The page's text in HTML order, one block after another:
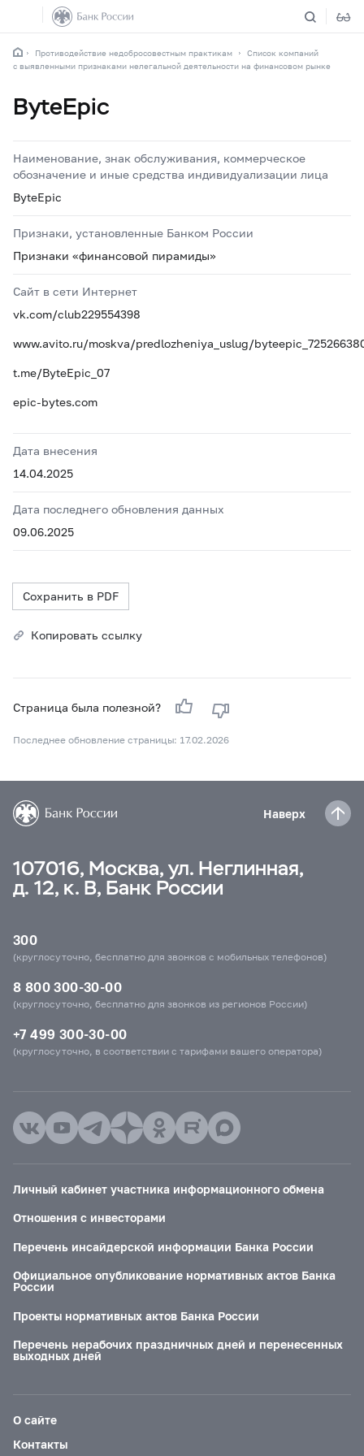
Противодействие недобросовестным практикам
Список компаний
с выявленными признаками нелегальной деятельности на финансовом рынке
ByteEpic
Наименование, знак обслуживания, коммерческое
обозначение и иные средства индивидуализации лица
ByteEpic
Признаки, установленные Банком России
Признаки «финансовой пирамиды»
Сайт в сети Интернет
vk.com/club229554398
www.avito.ru/moskva/predlozheniya_uslug/
t.me/ByteEpic_07
epic-bytes.com
Дата внесения
14.04.2025
Дата последнего обновления данных
09.06.2025
Сохранить в PDF
Копировать ссылку
Страница была полезной?
Последнее обновление страницы: 17.02.2026
Наверх
107016, Москва, ул. Неглинная,
д. 12, к. В, Банк России
300
(круглосуточно, бесплатно для звонков с мобильных телефонов)
8 800 300-30-00
(круглосуточно, бесплатно для звонков из регионов России)
+7 499 300-30-00
(круглосуточно, в соответствии с тарифами вашего оператора)
Личный кабинет участника информационного обмена
Отношения с инвесторами
Перечень инсайдерской информации Банка России
Официальное опубликование нормативных актов Банка
России
Проекты нормативных актов Банка России
Перечень нерабочих праздничных дней и перенесенных
выходных дней
О сайте
Контакты